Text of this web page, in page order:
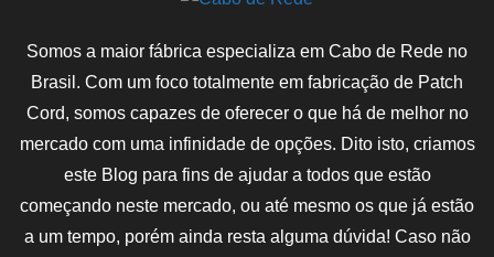
Somos a maior fábrica especializa em Cabo de Rede no
Brasil. Com um foco totalmente em fabricação de Patch
Cord, somos capazes de oferecer o que há de melhor no
mercado com uma infinidade de opções. Dito isto, criamos
este Blog para fins de ajudar a todos que estão
começando neste mercado, ou até mesmo os que já estão
a um tempo, porém ainda resta alguma dúvida! Caso não